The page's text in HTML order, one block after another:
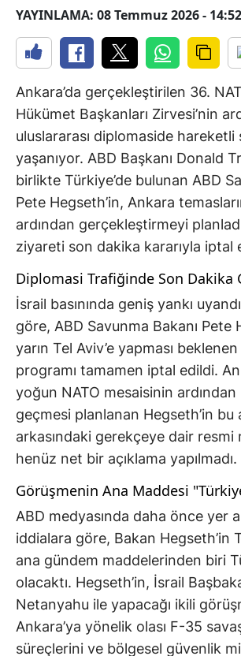
YAYINLAMA: 08 Temmuz 2026 - 14:52
Ankara’da gerçekleştirilen 36.
Hükümet Başkanları Zirvesi’nin
uluslararası diplomaside hareketli
yaşanıyor. ABD Başkanı Donald
birlikte Türkiye’de bulunan ABD
Pete Hegseth’in, Ankara
ardından gerçekleştirmeyi
ziyareti son dakika kararıyla iptal
Diplomasi Trafiğinde Son Dakika
İsrail basınında geniş yankı
göre, ABD Savunma Bakanı Pete
yarın Tel Aviv’e yapması
programı tamamen iptal edildi.
yoğun NATO mesaisinin ardından
geçmesi planlanan Hegseth’in bu
arkasındaki gerekçeye dair resmi
henüz net bir açıklama yapılmadı.
Görüşmenin Ana Maddesi
ABD medyasında daha önce yer
iddialara göre, Bakan Hegseth’in
ana gündem maddelerinden biri
olacaktı. Hegseth’in, İsrail
Netanyahu ile yapacağı ikili
Ankara’ya yönelik olası F-35
süreçlerini ve bölgesel güvenlik